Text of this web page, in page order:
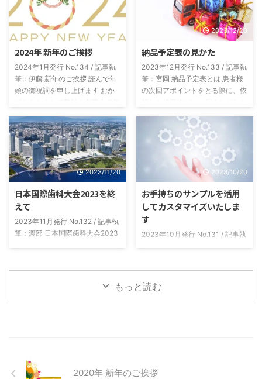
2024年 新年のご挨拶
2024年1月発行 No.134 / 記事執
筆：伊藤 新年のご挨拶 謹んで年
頭の御祝詞を申し上げます おか
もひとえに皆々様のご支援の賜物
と感謝いたしております 本年も
なお一層の誠意をもって社員一同
業務に邁進いたしますので 変わ
らぬご指導のほどよろしくお願い
申し上げます 令和六年 元旦 株式
会社スリービー・ラボラトリーズ
代表取締役 伊藤 健 ニュースレ
ター Vol.134-2024.01月号
2023/12/20
納品予定表の見かた
2023年12月発行 No.133 / 記事執
筆：宮岡 納品予定表とは 患者様
の次回アポイントをとる際に、依
品されるかがパッとわかる表にし
たのが納品予定表です。 製作補
綴物と本数ごとに、今日発送した
ら最短でいつ届くかがわかるよう
になっています。 納品予定表の
種類 当社からの発送はクロネコ
ヤマト便を使用しています。納品
予定表は、発送日の「翌日到着エ
リア用」と「翌々日到着エリア
用」の2種類を用意しています。
2023/11/20
日本国際歯科大会2023を終
えて
2023年11月発行 No.132 / 記事執
筆：渡部 日本国際歯科大会2023
させていただきます。ここ数年は
コロナ禍の影響もありまして、実
の先生方、日本国内の一流演者の
先生方々を含めた延べ総勢５００
2023/10/20
お手持ちのサンプルを活用
してカスタマイズいたしま
す
2023年10月発行 No.131 / 記事執
晩の冷え込みが進んでおりますの
で体調管理などにはお気をつけて
ください。また医院様に置かれま
しては益々ご健勝のことと存じま
存各種サンプルというよりは、各
もっと読む
2020年 新年のご挨拶